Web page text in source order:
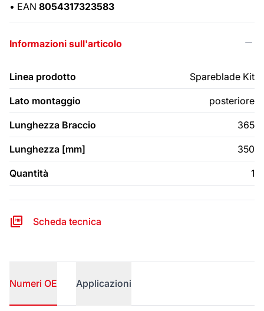
• EAN 8054317323583
Informazioni sull'articolo
Linea prodotto Spareblade Kit
Lato montaggio posteriore
Lunghezza Braccio 365
Lunghezza [mm] 350
Quantità 1
Scheda tecnica
Numeri OE Applicazioni